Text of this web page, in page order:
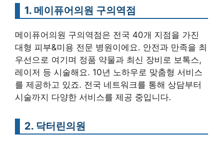
1. 메이퓨어의원 구의역점
메이퓨어의원 구의역점은 전국 40개 지점을 가진
대형 피부&미용 전문 병원이에요. 안전과 만족을 최
우선으로 여기며 정품 약물과 최신 장비로 보톡스,
레이저 등 시술해요. 10년 노하우로 맞춤형 서비스
를 제공하고 있죠. 전국 네트워크를 통해 상담부터
시술까지 다양한 서비스를 제공 중입니다.
2. 닥터린의원